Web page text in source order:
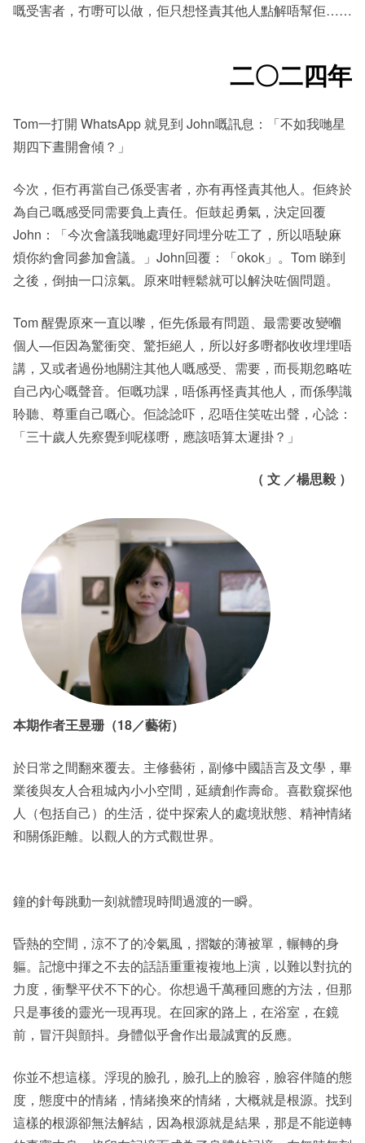
嘅受害者，冇嘢可以做，佢只想怪責其他人點解唔幫佢……
二〇二四年
Tom一打開 WhatsApp 就見到 John嘅訊息：「不如我哋星
期四下晝開會傾？」
今次，佢冇再當自己係受害者，亦有再怪責其他人。佢終於
為自己嘅感受同需要負上責任。佢鼓起勇氣，決定回覆
John：「今次會議我哋處理好同埋分咗工了，所以唔駛麻
煩你約會同參加會議。」John回覆：「okok」。Tom 睇到
之後，倒抽一口涼氣。原來咁輕鬆就可以解決咗個問題。
Tom 醒覺原來一直以嚟，佢先係最有問題、最需要改變嗰
個人—佢因為驚衝突、驚拒絕人，所以好多嘢都收收埋埋唔
講，又或者過份地關注其他人嘅感受、需要，而長期忽略咗
自己內心嘅聲音。佢嘅功課，唔係再怪責其他人，而係學識
聆聽、尊重自己嘅心。佢諗諗吓，忍唔住笑咗出聲，心諗：
「三十歲人先察覺到呢樣嘢，應該唔算太遲掛？」
（ 文 ／楊思毅 ）
本期作者王昱珊（18／藝術）
於日常之間翻來覆去。主修藝術，副修中國語言及文學，畢
業後與友人合租城內小小空間，延續創作壽命。喜歡窺探他
人（包括自己）的生活，從中探索人的處境狀態、精神情緒
和關係距離。以觀人的方式觀世界。
鐘的針每跳動一刻就體現時間過渡的一瞬。
昏熱的空間，涼不了的冷氣風，摺皺的薄被單，輾轉的身
軀。記憶中揮之不去的話語重重複複地上演，以難以對抗的
力度，衝擊平伏不下的心。你想過千萬種回應的方法，但那
只是事後的靈光一現再現。在回家的路上，在浴室，在鏡
前，冒汗與顫抖。身體似乎會作出最誠實的反應。
你並不想這樣。浮現的臉孔，臉孔上的臉容，臉容伴隨的態
度，態度中的情緒，情緒換來的情緒，大概就是根源。找到
這樣的根源卻無法解結，因為根源就是結果，那是不能逆轉